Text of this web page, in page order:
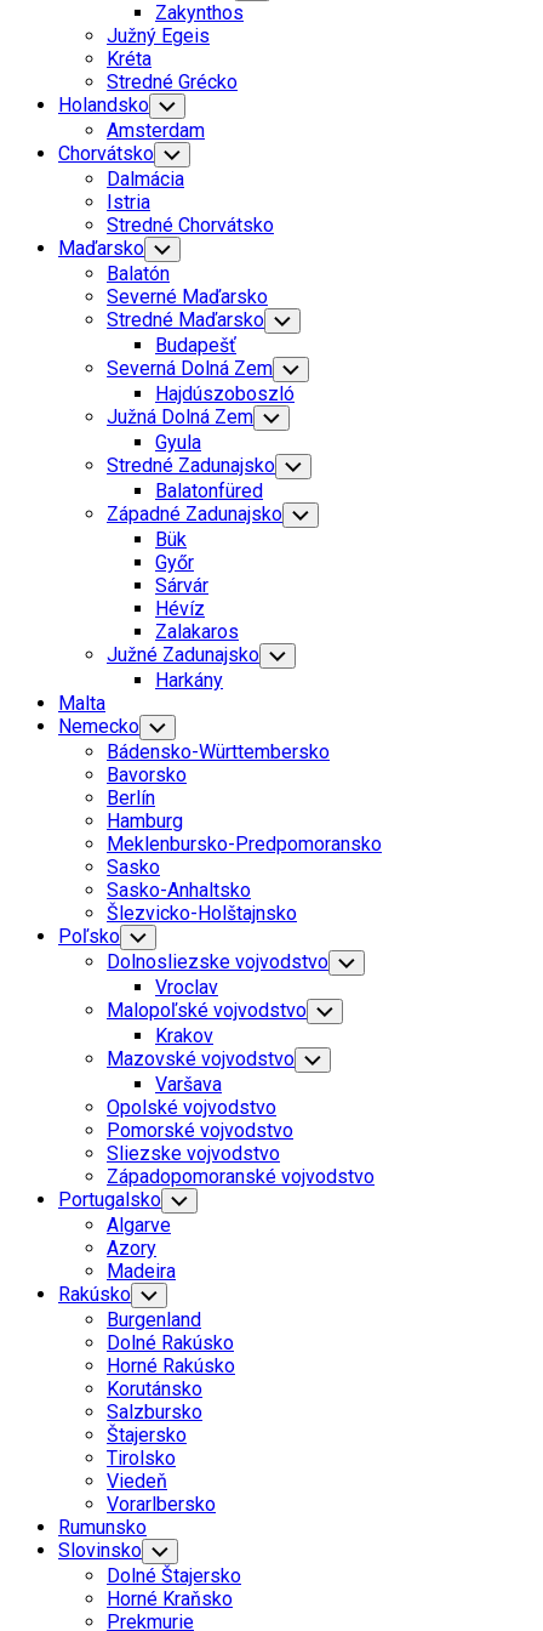
Child
Menu
Zakynthos
Južný Egeis
Kréta
Stredné Grécko
Holandsko Toggle
Child
Menu
Amsterdam
Chorvátsko Toggle
Child
Menu
Dalmácia
Istria
Stredné Chorvátsko
Maďarsko Toggle
Child
Menu
Balatón
Severné Maďarsko
Stredné Maďarsko Toggle
Child
Menu
Budapešť
Severná Dolná Zem Toggle
Child
Menu
Hajdúszoboszló
Južná Dolná Zem Toggle
Child
Menu
Gyula
Stredné Zadunajsko Toggle
Child
Menu
Balatonfüred
Západné Zadunajsko Toggle
Child
Bük
Győr
Sárvár
Hévíz
Zalakaros
Južné Zadunajsko Toggle
Child
Harkány
Malta
Nemecko Toggle
Child
Menu
Bádensko-Württembersko
Bavorsko
Berlín
Hamburg
Meklenbursko-Predpomoransko
Sasko
Sasko-Anhaltsko
Šlezvicko-Holštajnsko
Poľsko Toggle
Child
Menu
Dolnosliezske vojvodstvo Toggle
Child
Menu
Vroclav
Malopoľské vojvodstvo Toggle
Child
Menu
Krakov
Mazovské vojvodstvo Toggle
Child
Varšava
Opolské vojvodstvo
Pomorské vojvodstvo
Sliezske vojvodstvo
Západopomoranské vojvodstvo
Portugalsko Toggle
Child
Menu
Algarve
Azory
Madeira
Rakúsko Toggle
Child
Menu
Burgenland
Dolné Rakúsko
Horné Rakúsko
Korutánsko
Salzbursko
Štajersko
Tirolsko
Viedeň
Vorarlbersko
Rumunsko
Slovinsko Toggle
Child
Menu
Dolné Štajersko
Horné Kraňsko
Prekmurie